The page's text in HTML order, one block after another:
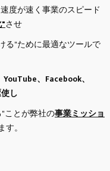
度が速く事業のスピード
"させ
る"ために最適なツールで
、Facebook、
し
ことが弊社の事業ミッショ
。